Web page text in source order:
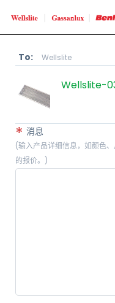
To: Wellslite
Wellslite-
* 消息
(输入产品详细信息，如颜色
的报价。)